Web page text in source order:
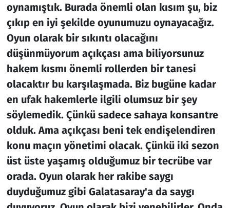
oynamıştık. Burada önemli olan kısım şu, biz
çıkıp en iyi şekilde oyunumuzu oynayacağız.
Oyun olarak bir sıkıntı olacağını
düşünmüyorum açıkçası ama biliyorsunuz
hakem kısmı önemli rollerden bir tanesi
olacaktır bu karşılaşmada. Biz bugüne kadar
en ufak hakemlerle ilgili olumsuz bir şey
söylemedik. Çünkü sadece sahaya konsantre
olduk. Ama açıkçası beni tek endişelendiren
konu maçın yönetimi olacak. Çünkü iki sezon
üst üste yaşamış olduğumuz bir tecrübe var
orada. Oyun olarak her rakibe saygı
duyduğumuz gibi Galatasaray'a da saygı